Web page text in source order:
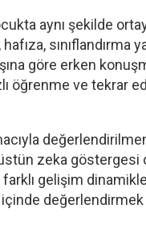
aynı şekilde
göre erken
öğrenme ve tekrar
zeka göstergesi
gelişim
içinde